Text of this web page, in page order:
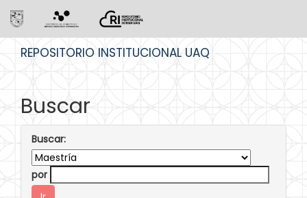
REPOSITORIO INSTITUCIONAL UAQ
Buscar
Buscar:
por